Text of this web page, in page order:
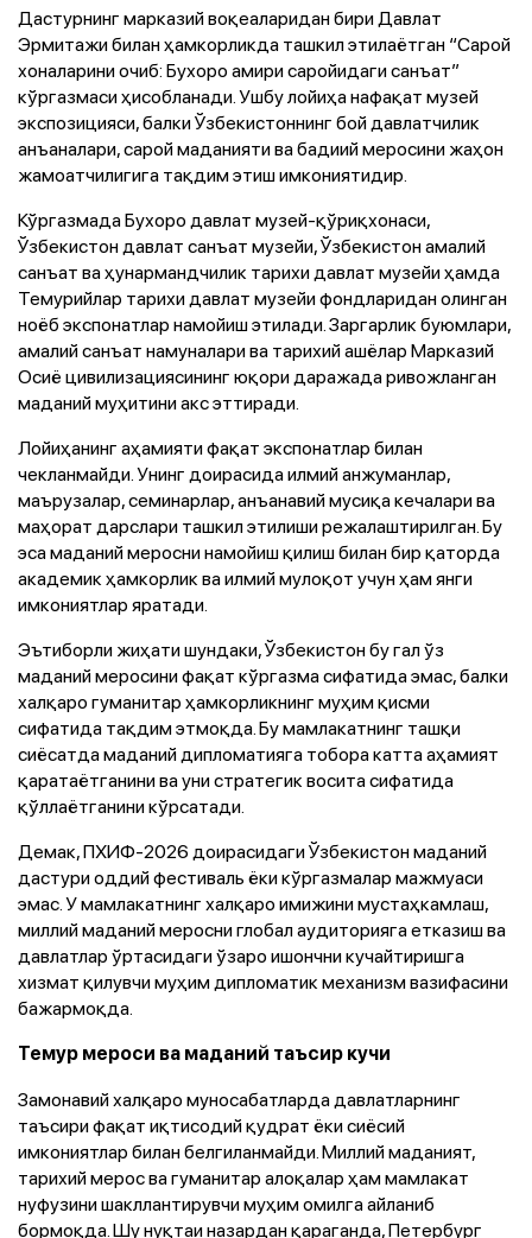
Дастурнинг марказий воқеаларидан бири Давлат
Эрмитажи билан ҳамкорликда ташкил этилаётган “Сарой
хоналарини очиб: Бухоро амири саройидаги санъат”
кўргазмаси ҳисобланади. Ушбу лойиҳа нафақат музей
экспозицияси, балки Ўзбекистоннинг бой давлатчилик
анъаналари, сарой маданияти ва бадиий меросини жаҳон
жамоатчилигига тақдим этиш имкониятидир.
Кўргазмада Бухоро давлат музей-қўриқхонаси,
Ўзбекистон давлат санъат музейи, Ўзбекистон амалий
санъат ва ҳунармандчилик тарихи давлат музейи ҳамда
Темурийлар тарихи давлат музейи фондларидан олинган
ноёб экспонатлар намойиш этилади. Заргарлик буюмлари,
амалий санъат намуналари ва тарихий ашёлар Марказий
Осиё цивилизациясининг юқори даражада ривожланган
маданий муҳитини акс эттиради.
Лойиҳанинг аҳамияти фақат экспонатлар билан
чекланмайди. Унинг доирасида илмий анжуманлар,
маърузалар, семинарлар, анъанавий мусиқа кечалари ва
маҳорат дарслари ташкил этилиши режалаштирилган. Бу
эса маданий меросни намойиш қилиш билан бир қаторда
академик ҳамкорлик ва илмий мулоқот учун ҳам янги
имкониятлар яратади.
Эътиборли жиҳати шундаки, Ўзбекистон бу гал ўз
маданий меросини фақат кўргазма сифатида эмас, балки
халқаро гуманитар ҳамкорликнинг муҳим қисми
сифатида тақдим этмоқда. Бу мамлакатнинг ташқи
сиёсатда маданий дипломатияга тобора катта аҳамият
қаратаётганини ва уни стратегик восита сифатида
қўллаётганини кўрсатади.
Демак, ПХИФ-2026 доирасидаги Ўзбекистон маданий
дастури оддий фестиваль ёки кўргазмалар мажмуаси
эмас. У мамлакатнинг халқаро имижини мустаҳкамлаш,
миллий маданий меросни глобал аудиторияга етказиш ва
давлатлар ўртасидаги ўзаро ишончни кучайтиришга
хизмат қилувчи муҳим дипломатик механизм вазифасини
бажармоқда.
Темур мероси ва маданий таъсир кучи
Замонавий халқаро муносабатларда давлатларнинг
таъсири фақат иқтисодий қудрат ёки сиёсий
имкониятлар билан белгиланмайди. Миллий маданият,
тарихий мерос ва гуманитар алоқалар ҳам мамлакат
нуфузини шакллантирувчи муҳим омилга айланиб
бормоқда. Шу нуқтаи назардан қараганда, Петербург